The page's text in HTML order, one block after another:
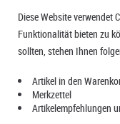
Sunbed Comfort
Diese Website verwendet
Funktionalität bieten zu
sollten, stehen Ihnen
Artikel in den
Merkzettel
Artikelempfehlungen